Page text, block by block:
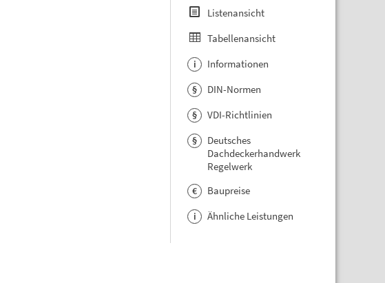
Listenansicht
Tabellenansicht
i Informationen
§ DIN-Normen
§ VDI-Richtlinien
§
Deutsches
Dachdeckerhandwerk
Regelwerk
€ Baupreise
i Ähnliche Leistungen